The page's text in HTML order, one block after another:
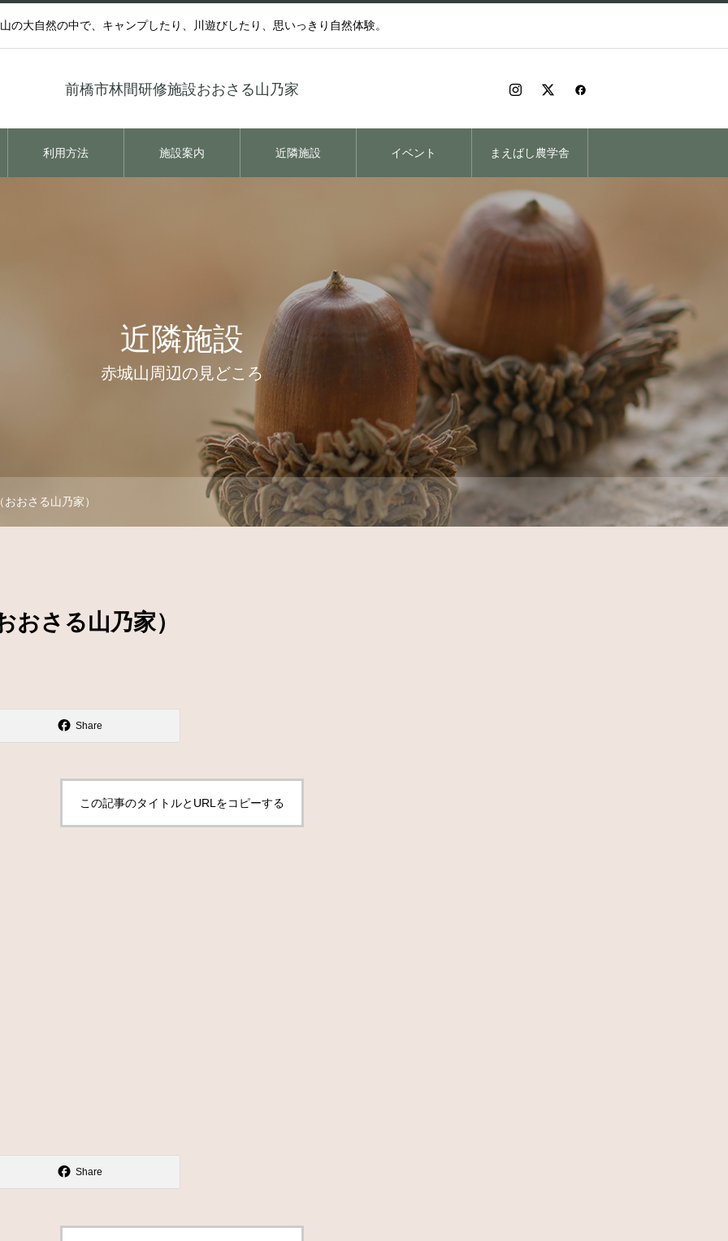
の大自然の中で、キャンプしたり、川遊びしたり、思いっきり自然体験。
前橋市林間研修施設おおさる山乃家
利用方法 施設案内 近隣施設 イベント まえばし農学舎
近隣施設
赤城山周辺の見どころ
おさる山乃家）
おさる山乃家）
Share
この記事のタイトルとURLをコピーする
Share